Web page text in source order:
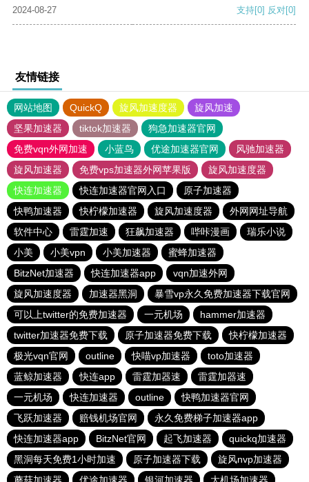
2024-08-27
支持[0] 反对[0]
友情链接
网站地图 QuickQ 旋风加速度器
旋风加速
坚果加速器
tiktok加速器
狗急加速器官网
免费vqn外网加速
小蓝鸟 优途加速器官网
风驰加速器
旋风加速器
免费vps加速器外网苹果版
旋风加速度器
快连加速器
快连加速器官网入口
原子加速器
快鸭加速器
快柠檬加速器 旋风加速度器
外网网址导航
软件中心
雷霆加速 狂飙加速器 哔咔漫画
瑞乐小说
小美
小美vpn 小美加速器
蜜蜂加速器
BitzNet加速器
快连加速器app
vqn加速外网
旋风加速度器
加速器黑洞
暴雪vp永久免费加速器下载官网
可以上twitter的免费加速器
一元机场
hammer加速器
twitter加速器免费下载
原子加速器免费下载
快柠檬加速器
极光vqn官网
outline 快喵vp加速器
toto加速器
蓝鲸加速器
快连app 雷霆加器速
雷霆加器速
一元机场
快连加速器 outline
快鸭加速器官网
飞跃加速器
赔钱机场官网
永久免费梯子加速器app
快连加速器app
BitzNet官网 起飞加速器
quickq加速器
黑洞每天免费1小时加速
原子加速器下载
旋风nvp加速器